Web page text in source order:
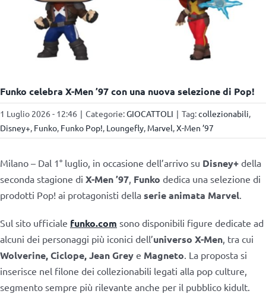
Funko celebra X-Men ’97 con una nuova selezione di Pop!
1 Luglio 2026 - 12:46 | Categorie:GIOCATTOLI | Tag:collezionabili,
Disney+, Funko, Funko Pop!, Loungefly, Marvel,X-Men ’97
Milano – Dal 1° luglio, in occasione dell’arrivo su Disney+ della
seconda stagione di X-Men ’97, Funko dedica una selezione di
prodotti Pop! ai protagonisti della serie animata Marvel.
Sul sito ufficiale funko.com sono disponibili figure dedicate ad
alcuni dei personaggi più iconici dell’universo X-Men, tra cui
Wolverine, Ciclope, Jean Grey e Magneto. La proposta si
inserisce nel filone dei collezionabili legati alla pop culture,
segmento sempre più rilevante anche per il pubblico kidult.